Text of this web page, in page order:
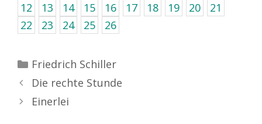
12
13 14 15 16 17 18 19 20
21
22
23 24 25 26
Kategorien
Friedrich Schiller
Die rechte Stunde
Einerlei